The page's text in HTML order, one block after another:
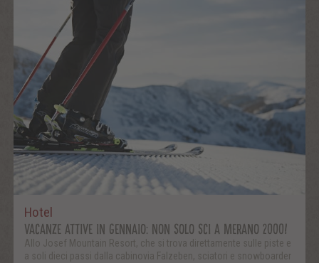
Hotel
VACANZE ATTIVE IN GENNAIO: NON SOLO SCI A MERANO 2000!
Allo Josef Mountain Resort, che si trova direttamente sulle piste e
a soli dieci passi dalla cabinovia Falzeben, sciatori e snowboarder